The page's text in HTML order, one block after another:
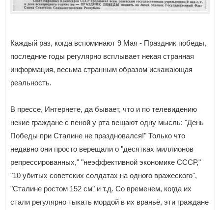
Каждый раз, когда вспоминают 9 Мая - Праздник победы,
последние годы регулярно всплывает некая странная
информация, весьма странным образом искажающая
реальность.
В прессе, Интернете, да бывает, что и по телевидению
некие граждане с пеной у рта вещают одну мысль: "День
Победы при Сталине не праздновался!" Только что
недавно они просто верещали о "десятках миллионов
репрессированных," "неэффективной экономике СССР,"
"10 убитых советских солдатах на одного вражеского",
"Сталине ростом 152 см" и т.д. Со временем, когда их
стали регулярно тыкать мордой в их враньё, эти граждане